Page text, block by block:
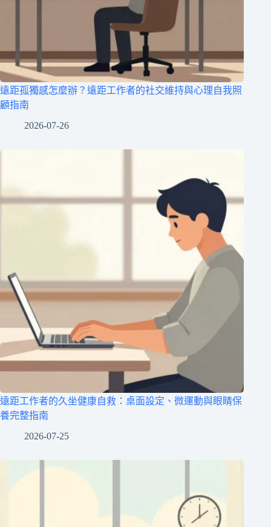
遠距孤獨感怎麼辦？遠距工作者的社交維持與心理自我照
顧指南
2026-07-26
遠距工作者的久坐健康自救：桌面設定、微運動與眼睛保
養完整指南
2026-07-25